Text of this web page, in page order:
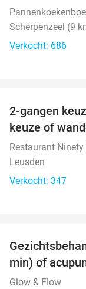
Scherpenzeel (9
Verkocht: 686
2-gangen
keuze of
Restaurant Ninety
Leusden
Verkocht: 347
min) of
Glow & Flow